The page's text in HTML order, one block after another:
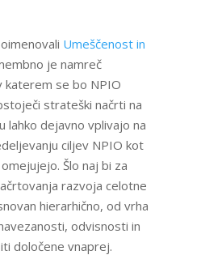
Umeščenost in
je namreč
katerem se bo NPIO
strateški načrti na
lahko dejavno vplivajo na
ciljev NPIO kot
Šlo naj bi za
razvoja celotne
hierarhično, od vrha
odvisnosti in
določene vnaprej.